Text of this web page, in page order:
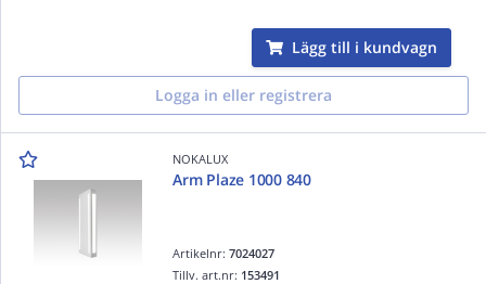
Lägg till i kundvagn
Logga in eller registrera
NOKALUX
Arm Plaze 1000 840
Artikelnr:7024027
Tillv. art.nr: 153491